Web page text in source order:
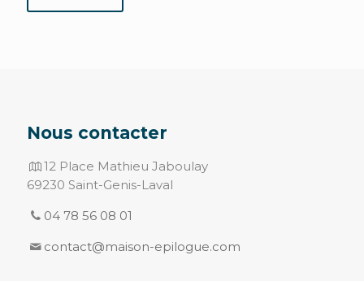
Nous contacter
12 Place Mathieu Jaboulay
69230 Saint-Genis-Laval
04 78 56 08 01
contact@maison-epilogue.com